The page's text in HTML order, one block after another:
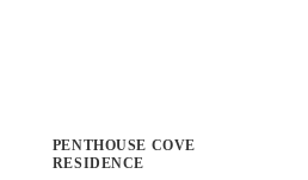
PENTHOUSE COVE
RESIDENCE